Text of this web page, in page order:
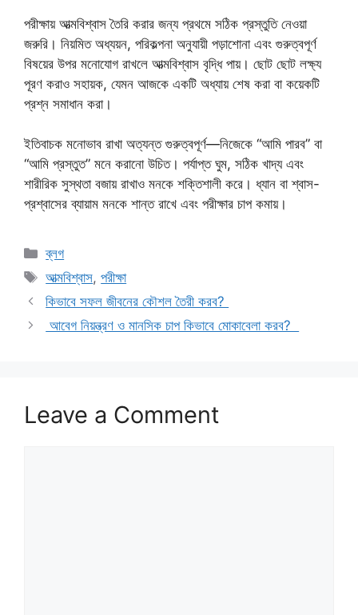
পরীক্ষায় আত্মবিশ্বাস তৈরি করার জন্য প্রথমে সঠিক প্রস্তুতি নেওয়া
জরুরি। নিয়মিত অধ্যয়ন, পরিকল্পনা অনুযায়ী পড়াশোনা এবং গুরুত্বপূর্ণ
বিষয়ের উপর মনোযোগ রাখলে আত্মবিশ্বাস বৃদ্ধি পায়। ছোট ছোট লক্ষ্য
পূরণ করাও সহায়ক, যেমন আজকে একটি অধ্যায় শেষ করা বা কয়েকটি
প্রশ্ন সমাধান করা।
ইতিবাচক মনোভাব রাখা অত্যন্ত গুরুত্বপূর্ণ—নিজেকে “আমি পারব” বা
“আমি প্রস্তুত” মনে করানো উচিত। পর্যাপ্ত ঘুম, সঠিক খাদ্য এবং
শারীরিক সুস্থতা বজায় রাখাও মনকে শক্তিশালী করে। ধ্যান বা শ্বাস-
প্রশ্বাসের ব্যায়াম মনকে শান্ত রাখে এবং পরীক্ষার চাপ কমায়।
Categories
ব্লগ
Tags
আত্মবিশ্বাস,পরীক্ষা
কিভাবে সফল জীবনের কৌশল তৈরী করব?
আবেগ নিয়ন্ত্রণ ও মানসিক চাপ কিভাবে মোকাবেলা করব?
Leave a Comment